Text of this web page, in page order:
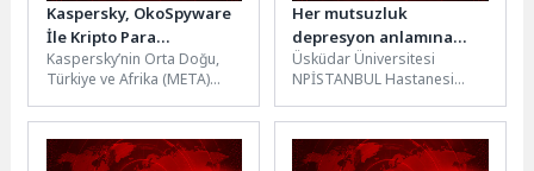
Kaspersky, OkoSpyware
İle Kripto Para
Kullanıcılarını Hedef
Alan Yeni Kötü Amaçlı
Yazılım İskeletini Deşifre
Kaspersky’nin Orta Doğu,
Türkiye ve Afrika (META)
Güvenlik Hafta sonu
etkinliğinde,...
Her mutsuzluk
depresyon anlamına
gelmez!
Üsküdar Üniversitesi
NPİSTANBUL Hastanesi
mutsuzluk ile depresyon
arasındaki farklar ile
depresyonun...